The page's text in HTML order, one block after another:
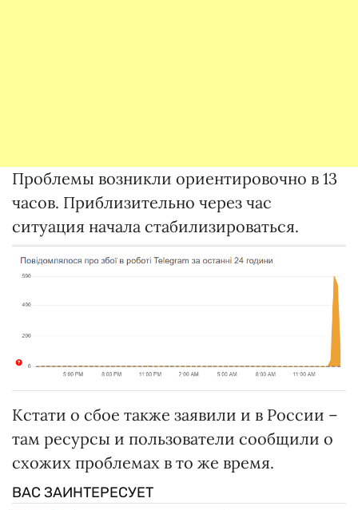
Проблемы возникли ориентировочно в 13
часов. Приблизительно через час
ситуация начала стабилизироваться.
Кстати о сбое также заявили и в России –
там ресурсы и пользователи сообщили о
схожих проблемах в то же время.
ВАС ЗАИНТЕРЕСУЕТ